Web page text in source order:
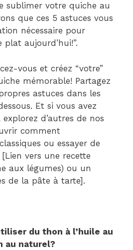
sublimer votre quiche au
que ces 5 astuces vous
nécessaire pour
aujourd’hui!”.
vous et créez “votre”
mémorable! Partagez
astuces dans les
Et si vous avez
d’autres de nos
comment
ou essayer de
vers une recette
aux légumes) ou un
de la pâte à tarte].
du thon à l’huile au
au naturel?